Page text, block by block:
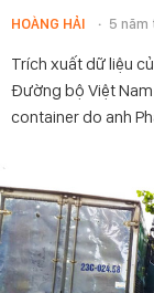
HOÀNG HẢI 5 năm
Trích xuất dữ liệu
Đường bộ Việt Nam
container do anh